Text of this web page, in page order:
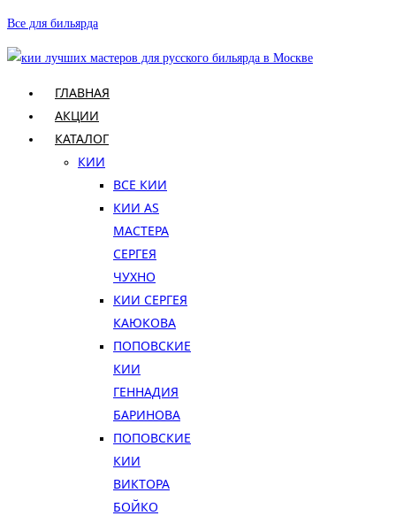
Перейти
к
содержимому
Все для бильярда
ГЛАВНАЯ
АКЦИИ
КАТАЛОГ
КИИ
ВСЕ КИИ
КИИ AS
МАСТЕРА
СЕРГЕЯ
ЧУХНО
КИИ СЕРГЕЯ
КАЮКОВА
ПОПОВСКИЕ
КИИ
ГЕННАДИЯ
БАРИНОВА
ПОПОВСКИЕ
КИИ
ВИКТОРА
БОЙКО